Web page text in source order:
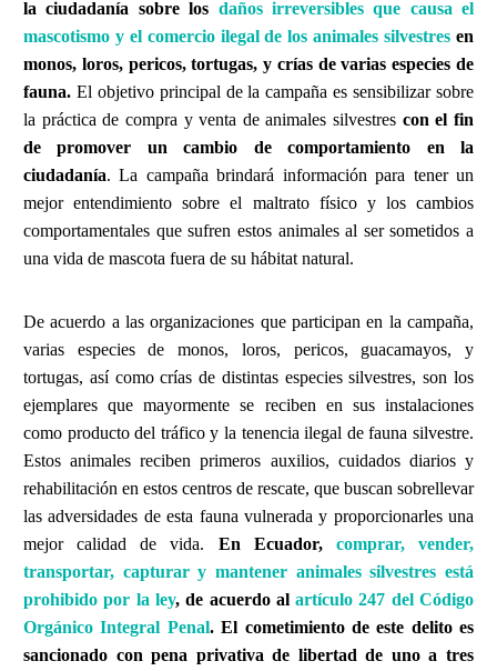
la ciudadanía sobre los daños irreversibles que causa el
mascotismo y el comercio ilegal de los animales silvestres en
monos, loros, pericos, tortugas, y crías de varias especies de
fauna. El objetivo principal de la campaña es sensibilizar sobre
la práctica de compra y venta de animales silvestres con el fin
de promover un cambio de comportamiento en la
ciudadanía. La campaña brindará información para tener un
mejor entendimiento sobre el maltrato físico y los cambios
comportamentales que sufren estos animales al ser sometidos a
una vida de mascota fuera de su hábitat natural.
De acuerdo a las organizaciones que participan en la campaña,
varias especies de monos, loros, pericos, guacamayos, y
tortugas, así como crías de distintas especies silvestres, son los
ejemplares que mayormente se reciben en sus instalaciones
como producto del tráfico y la tenencia ilegal de fauna silvestre.
Estos animales reciben primeros auxilios, cuidados diarios y
rehabilitación en estos centros de rescate, que buscan sobrellevar
las adversidades de esta fauna vulnerada y proporcionarles una
mejor calidad de vida. En Ecuador, comprar, vender,
transportar, capturar y mantener animales silvestres está
prohibido por la ley, de acuerdo alartículo 247 del Código
Orgánico Integral Penal. El cometimiento de este delito es
sancionado con pena privativa de libertad de uno a tres